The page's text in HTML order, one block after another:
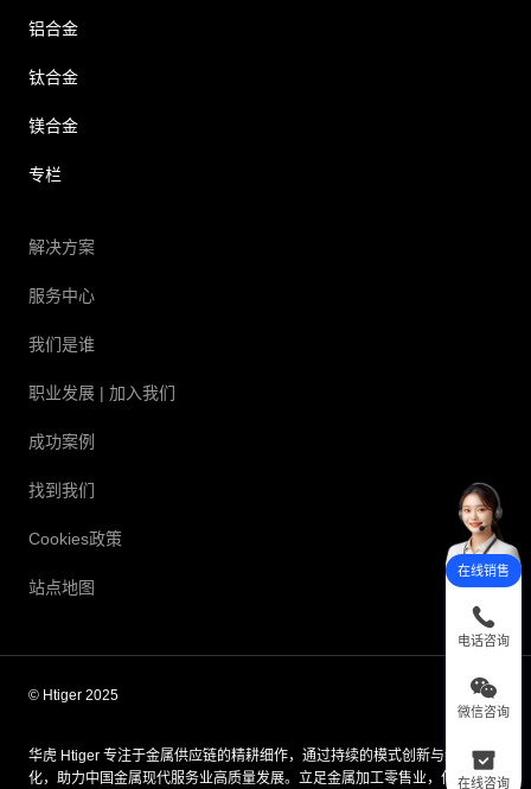
铝合金
钛合金
镁合金
专栏
解决方案
服务中心
我们是谁
职业发展 | 加入我们
成功案例
找到我们
Cookies政策
站点地图
© Htiger 2025
华虎 Htiger 专注于金属供应链的精耕细作，通过持续的模式创新与组织优
化，助力中国金属现代服务业高质量发展。立足金属加工零售业，作为成
在线销售
电话咨询
微信咨询
在线咨询